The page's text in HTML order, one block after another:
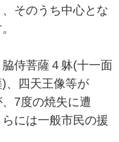
そのうち中心とな
侍菩薩４躰(十一面
、四天王像等が
7度の焼失に遭
には一般市民の援